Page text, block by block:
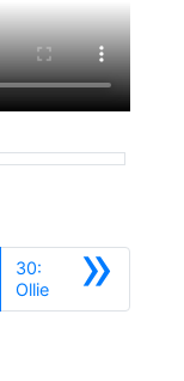
»
30:
OllieSiguiente